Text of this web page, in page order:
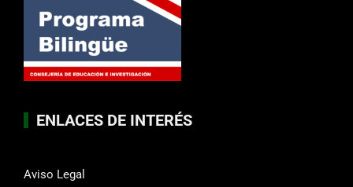
ENLACES DE INTERÉS
Aviso Legal